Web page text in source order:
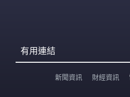
有用連結
新聞資訊 財經資訊